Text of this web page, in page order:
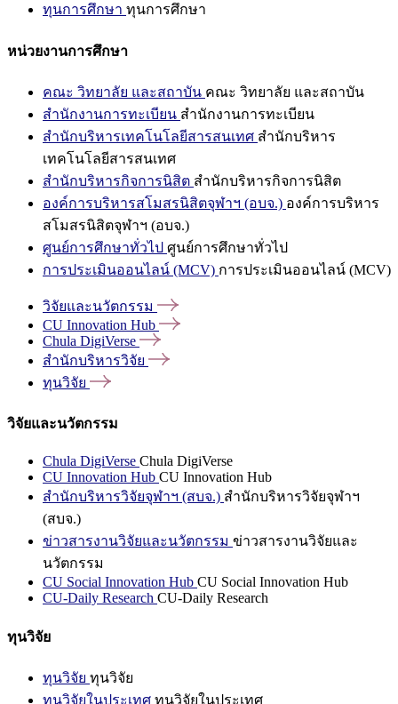
ทุนการศึกษา ทุนการศึกษา
หน่วยงานการศึกษา
คณะ วิทยาลัย และสถาบัน คณะ วิทยาลัย และสถาบัน
สำนักงานการทะเบียน สำนักงานการทะเบียน
สำนักบริหารเทคโนโลยีสารสนเทศ สำนักบริหาร
เทคโนโลยีสารสนเทศ
สำนักบริหารกิจการนิสิต สำนักบริหารกิจการนิสิต
องค์การบริหารสโมสรนิสิตจุฬาฯ (อบจ.) องค์การบริหาร
สโมสรนิสิตจุฬาฯ (อบจ.)
ศูนย์การศึกษาทั่วไป ศูนย์การศึกษาทั่วไป
การประเมินออนไลน์ (MCV) การประเมินออนไลน์ (MCV)
วิจัยและนวัตกรรม
CU Innovation Hub
Chula DigiVerse
สำนักบริหารวิจัย
ทุนวิจัย
วิจัยและนวัตกรรม
Chula DigiVerse Chula DigiVerse
CU Innovation Hub CU Innovation Hub
สำนักบริหารวิจัยจุฬาฯ (สบจ.) สำนักบริหารวิจัยจุฬาฯ
(สบจ.)
ข่าวสารงานวิจัยและนวัตกรรม ข่าวสารงานวิจัยและ
นวัตกรรม
CU Social Innovation Hub CU Social Innovation Hub
CU-Daily Research CU-Daily Research
ทุนวิจัย
ทุนวิจัย ทุนวิจัย
ทุนวิจัยในประเทศ ทุนวิจัยในประเทศ